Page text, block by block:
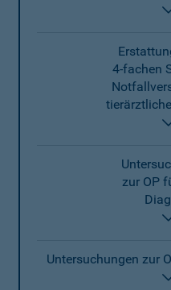
4-fachen
zur OP
Untersuchungen zur